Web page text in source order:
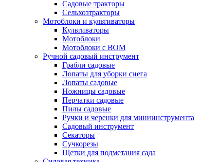
Садовые тракторы
Сельхозтракторы
Мотоблоки и культиваторы
Культиваторы
Мотоблоки
Мотоблоки с ВОМ
Ручной садовый инструмент
Грабли садовые
Лопаты для уборки снега
Лопаты садовые
Ножницы садовые
Перчатки садовые
Пилы садовые
Ручки и черенки для миниинструмента
Садовый инструмент
Секаторы
Сучкорезы
Щетки для подметания сада